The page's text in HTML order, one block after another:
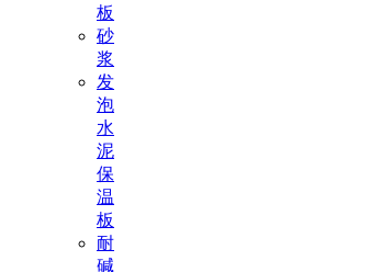
板
砂
浆
发
泡
水
泥
保
温
板
耐
碱